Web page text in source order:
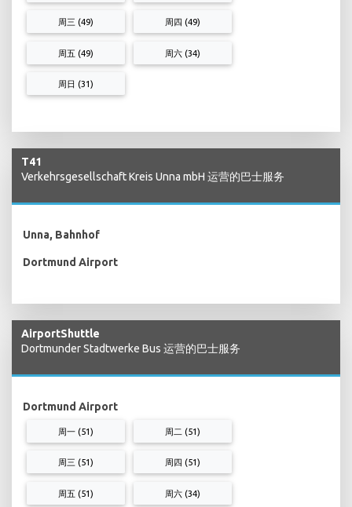
周三 (49) 周四 (49)
周五 (49) 周六 (34)
周日 (31)
T41
Verkehrsgesellschaft Kreis Unna mbH 运营的巴士服务
Unna, Bahnhof
Dortmund Airport
AirportShuttle
Dortmunder Stadtwerke Bus 运营的巴士服务
Dortmund Airport
周一 (51) 周二 (51)
周三 (51) 周四 (51)
周五 (51) 周六 (34)